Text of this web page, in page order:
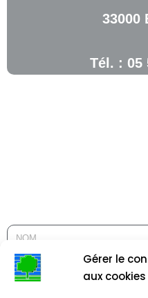
Gérer le
aux cookies
33000
Tél. : 05